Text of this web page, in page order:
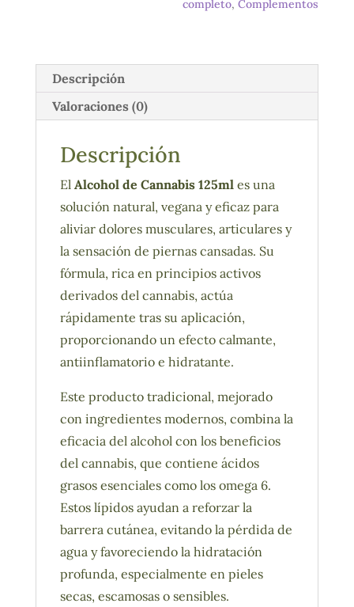
Musculares
completo,Complementos
Descripción
Valoraciones (0)
Descripción
El Alcohol de Cannabis 125mles una
solución natural, vegana y eficaz para
aliviar dolores musculares, articulares y
la sensación de piernas cansadas. Su
fórmula, rica en principios activos
derivados del cannabis, actúa
rápidamente tras su aplicación,
proporcionando un efecto calmante,
antiinflamatorio e hidratante.
Este producto tradicional, mejorado
con ingredientes modernos, combina la
eficacia del alcohol con los beneficios
del cannabis, que contiene ácidos
grasos esenciales como los omega 6.
Estos lípidos ayudan a reforzar la
barrera cutánea, evitando la pérdida de
agua y favoreciendo la hidratación
profunda, especialmente en pieles
secas, escamosas o sensibles.